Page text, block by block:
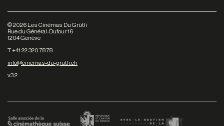
©2026 Les Cinémas Du Grütli
Rue du Général-Dufour 16
1204 Genève
T +41 22 320 78 78
info@cinemas-du-grutli.ch
v3.2